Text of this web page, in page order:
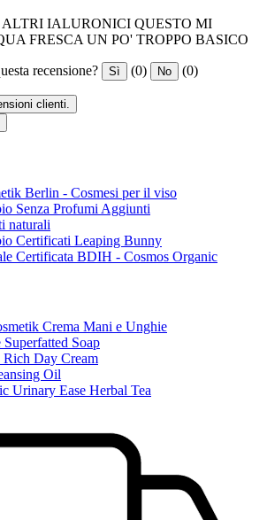
ALTRI IALURONICI QUESTO MI
FRESCA UN PO' TROPPO BASICO
recensione? Sì (0) No (0)
clienti.
Berlin - Cosmesi per il viso
Senza Profumi Aggiunti
naturali
Certificati Leaping Bunny
Certificata BDIH - Cosmos Organic
Crema Mani e Unghie
Soap
Day Cream
Oil
Urinary Ease Herbal Tea